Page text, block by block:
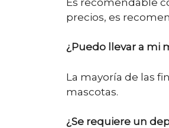
precios, es
¿Puedo llevar a mi
La mayoría de las
mascotas.
¿Se requiere un